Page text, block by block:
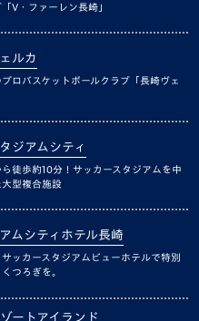
V・ファーレン長崎」
ルカ
ロバスケットボールクラブ「長崎ヴェ
ジアムシティ
徒歩約10分！サッカースタジアムを中
大型複合施設
ムシティホテル長崎
サッカースタジアムビューホテルで特別
つろぎを。
ートアイランド